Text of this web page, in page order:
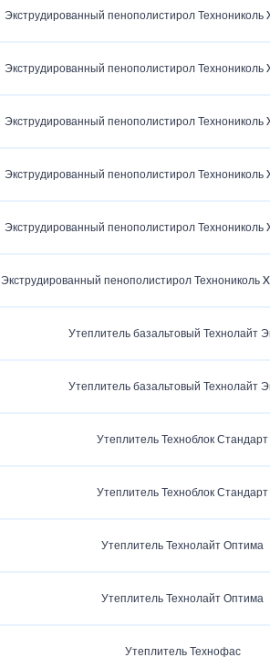
Экструдированный пенополистирол Технониколь
Экструдированный пенополистирол Технониколь
Экструдированный пенополистирол Технониколь
Экструдированный пенополистирол Технониколь
Экструдированный пенополистирол Технониколь
Экструдированный пенополистирол Технониколь
Утеплитель базальтовый Технолайт
Утеплитель базальтовый Технолайт
Утеплитель Техноблок Стандарт
Утеплитель Техноблок Стандарт
Утеплитель Технолайт Оптима
Утеплитель Технолайт Оптима
Утеплитель Технофас